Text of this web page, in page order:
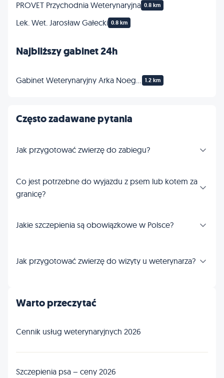
PROVET Przychodnia Weterynaryjna 0.8 km
Lek. Wet. Jarosław Gałecki 0.8 km
Najbliższy gabinet 24h
1.2 km
Często zadawane pytania
Jak przygotować zwierzę do zabiegu?
Co jest potrzebne do wyjazdu z psem lub kotem za
granicę?
Jakie szczepienia są obowiązkowe w Polsce?
Jak przygotować zwierzę do wizyty u weterynarza?
Warto przeczytać
Cennik usług weterynaryjnych 2026
Szczepienia psa – ceny 2026